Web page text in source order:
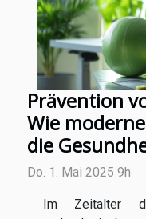
Prävention
Wie
die
Do. 1. Mai 2025 9h
Im Zeitalter